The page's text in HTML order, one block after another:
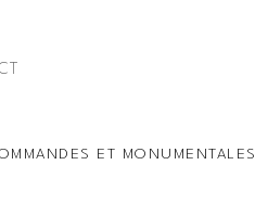
ET MONUMENTALES